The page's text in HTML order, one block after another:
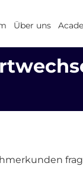
Über uns